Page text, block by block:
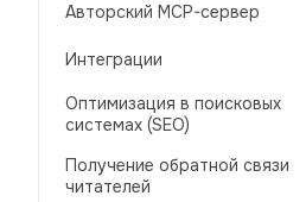
Авторский MCP-сервер
Интеграции
Оптимизация в поисковых
системах (SEO)
Получение обратной связи
читателей